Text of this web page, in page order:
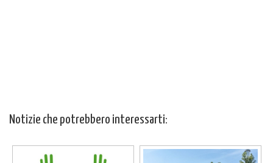
Notizie che potrebbero interessarti: